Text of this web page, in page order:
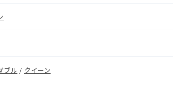
ブル / クイーン